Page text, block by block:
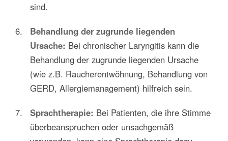
sind.
Behandlung der zugrunde liegenden
Ursache: Bei chronischer Laryngitis kann die
Behandlung der zugrunde liegenden Ursache
(wie z.B. Raucherentwöhnung, Behandlung von
GERD, Allergiemanagement) hilfreich sein.
Sprachtherapie: Bei Patienten, die ihre Stimme
überbeanspruchen oder unsachgemäß